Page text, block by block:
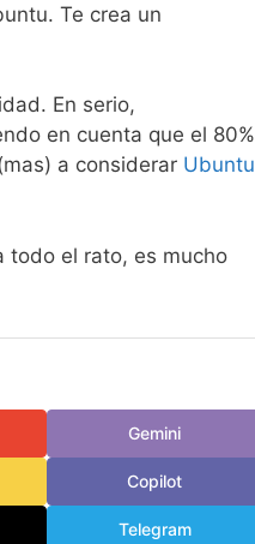
Te crea un
En serio,
en cuenta que el 80%
a considerar Ubuntu
todo el rato, es mucho
Gemini
Copilot
Telegram